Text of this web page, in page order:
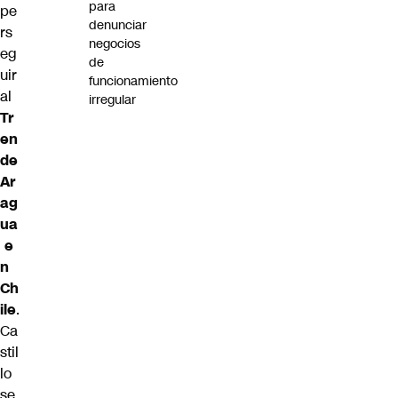
pe
rs
eg
uir
al
Tr
en
de
Ar
ag
ua
e
n
Ch
ile.
Ca
stil
lo
para
denunciar
negocios
de
funcionamiento
irregular